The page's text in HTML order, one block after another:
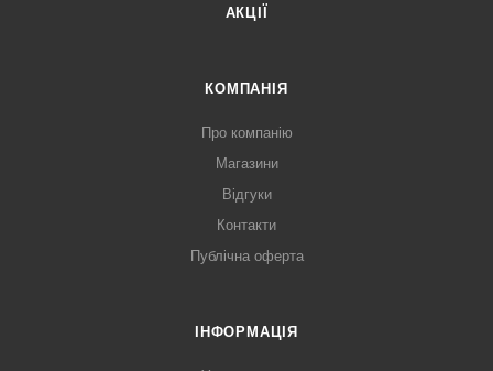
АКЦІЇ
КОМПАНІЯ
Про компанію
Магазини
Відгуки
Контакти
Публічна оферта
ІНФОРМАЦІЯ